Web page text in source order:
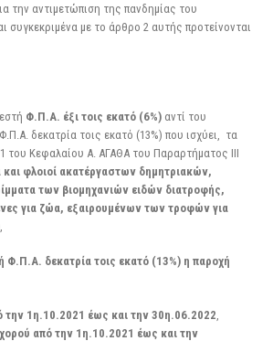
την αντιμετώπιση της πανδημίας του
συγκεκριμένα με το άρθρο 2 αυτής προτείνονται
Φ.Π.Α. έξι τοις εκατό (6%) αντί του
δεκατρία τοις εκατό (13%) που ισχύει, τα
του Κεφαλαίου Α. ΑΓΑΘΑ του Παραρτήματος III
και φλοιοί ακατέργαστων δημητριακών,
των βιομηχανιών ειδών διατροφής,
για ζώα, εξαιρουμένων των τροφών για
Φ.Π.Α. δεκατρία τοις εκατό (13%) η παροχή
την 1η.10.2021 έως και την 30η.06.2022
από την 1η.10.2021 έως και την